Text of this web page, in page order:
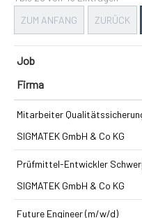
ZUM ANFANG
ZURÜCK
Job
Firma
Mitarbeiter
SIGMATEK GmbH & Co KG
Prüfmittel-Entwickler
SIGMATEK GmbH & Co KG
Future Engineer (m/w/d)